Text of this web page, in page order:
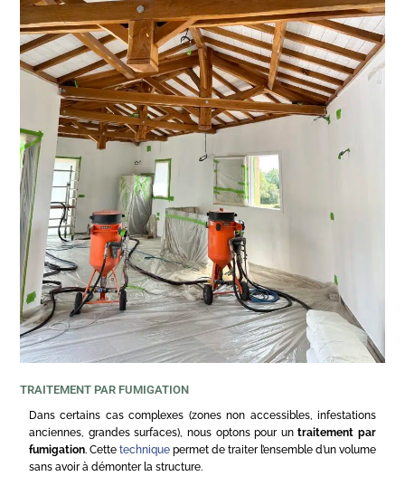
TRAITEMENT PAR FUMIGATION
Dans certains cas complexes (zones non accessibles, infestations
anciennes, grandes surfaces), nous optons pour untraitement par
fumigation. Cette technique permet de traiter l’ensemble d’un volume
sans avoir à démonter la structure.